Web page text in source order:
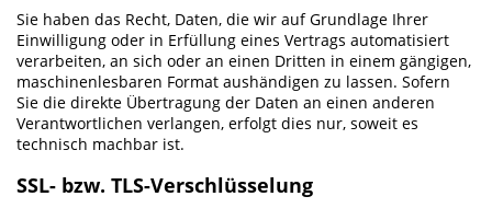
Sie haben das Recht, Daten, die wir auf Grundlage Ihrer
Einwilligung oder in Erfüllung eines Vertrags automatisiert
verarbeiten, an sich oder an einen Dritten in einem gängigen,
maschinenlesbaren Format aushändigen zu lassen. Sofern
Sie die direkte Übertragung der Daten an einen anderen
Verantwortlichen verlangen, erfolgt dies nur, soweit es
technisch machbar ist.
SSL- bzw. TLS-Verschlüsselung